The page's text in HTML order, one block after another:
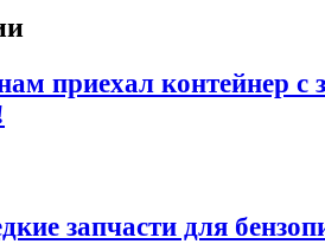
другие
приехал контейнер с
запчасти для